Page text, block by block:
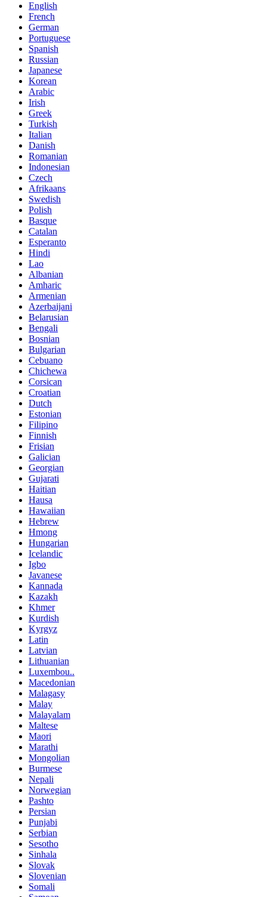
English
French
German
Portuguese
Spanish
Russian
Japanese
Korean
Arabic
Irish
Greek
Turkish
Italian
Danish
Romanian
Indonesian
Czech
Afrikaans
Swedish
Polish
Basque
Catalan
Esperanto
Hindi
Lao
Albanian
Amharic
Armenian
Azerbaijani
Belarusian
Bengali
Bosnian
Bulgarian
Cebuano
Chichewa
Corsican
Croatian
Dutch
Estonian
Filipino
Finnish
Frisian
Galician
Georgian
Gujarati
Haitian
Hausa
Hawaiian
Hebrew
Hmong
Hungarian
Icelandic
Igbo
Javanese
Kannada
Kazakh
Khmer
Kurdish
Kyrgyz
Latin
Latvian
Lithuanian
Luxembou..
Macedonian
Malagasy
Malay
Malayalam
Maltese
Maori
Marathi
Mongolian
Burmese
Nepali
Norwegian
Pashto
Persian
Punjabi
Serbian
Sesotho
Sinhala
Slovak
Slovenian
Somali